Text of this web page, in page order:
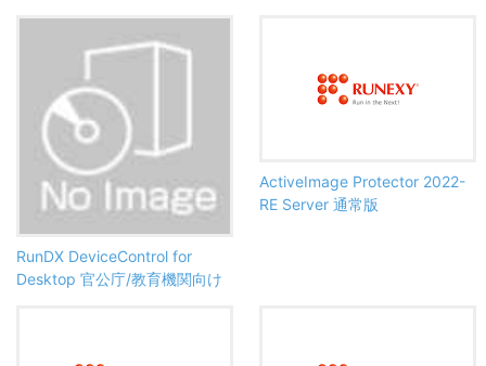
RunDX DeviceControl for
Desktop 官公庁/教育機関向け
ActiveImage Protector 2022-
RE Server 通常版